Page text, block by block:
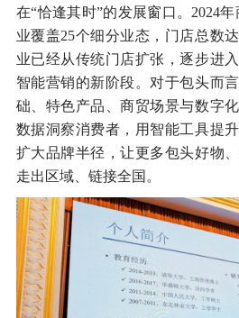
在“恰逢其时”的发展窗口。2024
业覆盖25个细分业态，门店总数
业已经从传统门店扩张，逐步进
智能营销的新阶段。对于包头而
础、特色产品、商贸场景与数字
数据洞察消费者，用智能工具提
扩大品牌半径，让更多包头好物
走出区域、链接全国。